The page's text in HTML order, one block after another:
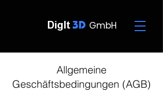
DigIt3D GmbH
Allgemeine
Geschäftsbedingungen (AGB)